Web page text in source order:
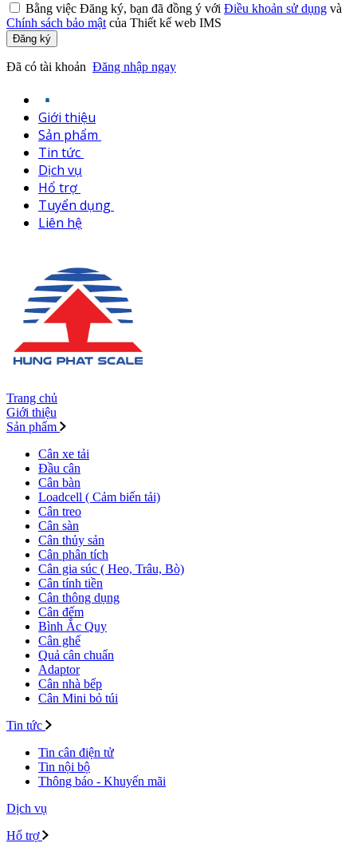
Bằng việc Đăng ký, bạn đã đồng ý với Điều khoản sử dụng và
Chính sách bảo mật của Thiết kế web IMS
Đăng ký
Đã có tài khoản Đăng nhập ngay
Giới thiệu
Sản phẩm
Tin tức
Dịch vụ
Hổ trợ
Tuyển dụng
Liên hệ
Trang chủ
Giới thiệu
Sản phẩm
Cân xe tải
Đầu cân
Cân bàn
Loadcell ( Cảm biến tải)
Cân treo
Cân sàn
Cân thủy sản
Cân phân tích
Cân gia súc ( Heo, Trâu, Bò)
Cân tính tiền
Cân thông dụng
Cân đếm
Bình Ắc Quy
Cân ghế
Quả cân chuẩn
Adaptor
Cân nhà bếp
Cân Mini bỏ túi
Tin tức
Tin cân điện tử
Tin nội bộ
Thông báo - Khuyến mãi
Dịch vụ
Hổ trợ